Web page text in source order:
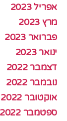
אפריל 2023
מרץ 2023
פברואר 2023
ינואר 2023
דצמבר 2022
נובמבר 2022
אוקטובר 2022
ספטמבר 2022